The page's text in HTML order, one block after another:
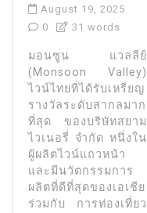
August 19, 2025
0
31 words
มอนซูน แวลลีย์
(Monsoon Valley)
ไวน์ไทยที่ได้รับเหรียญ
รางวัลระดับสากลมาก
ที่สุด ของบริษัทสยาม
ไวเนอรี่ จำกัด หนึ่งใน
ผู้ผลิตไวน์แถวหน้า
และมีนวัตกรรมการ
ผลิตที่ดีที่สุดของเอเชีย
ร่วมกับ การท่องเที่ยว